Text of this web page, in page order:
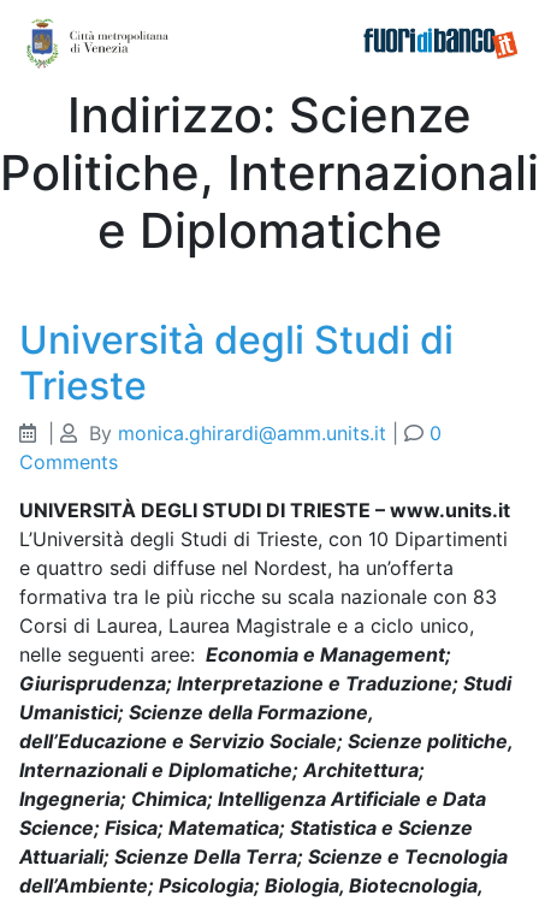
Indirizzo: Scienze
Politiche, Internazionali
e Diplomatiche
Università degli Studi di
Trieste
By monica.ghirardi@amm.units.it
0
Comments
UNIVERSITÀ DEGLI STUDI DI TRIESTE – www.units.it
L’Università degli Studi di Trieste, con 10 Dipartimenti
e quattro sedi diffuse nel Nordest, ha un’offerta
formativa tra le più ricche su scala nazionale con 83
Corsi di Laurea, Laurea Magistrale e a ciclo unico,
nelle seguenti aree: Economia e Management;
Giurisprudenza; Interpretazione e Traduzione; Studi
Umanistici; Scienze della Formazione,
dell’Educazione e Servizio Sociale; Scienze politiche,
Internazionali e Diplomatiche; Architettura;
Ingegneria; Chimica; Intelligenza Artificiale e Data
Science; Fisica; Matematica; Statistica e Scienze
Attuariali; Scienze Della Terra; Scienze e Tecnologia
dell’Ambiente; Psicologia; Biologia, Biotecnologia,